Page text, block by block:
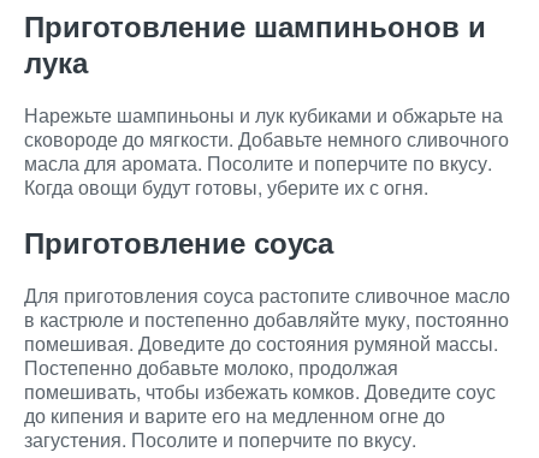
Приготовление шампиньонов и
лука
Нарежьте шампиньоны и лук кубиками и обжарьте на
сковороде до мягкости. Добавьте немного сливочного
масла для аромата. Посолите и поперчите по вкусу.
Когда овощи будут готовы, уберите их с огня.
Приготовление соуса
Для приготовления соуса растопите сливочное масло
в кастрюле и постепенно добавляйте муку, постоянно
помешивая. Доведите до состояния румяной массы.
Постепенно добавьте молоко, продолжая
помешивать, чтобы избежать комков. Доведите соус
до кипения и варите его на медленном огне до
загустения. Посолите и поперчите по вкусу.